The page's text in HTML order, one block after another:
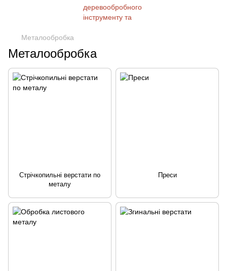
Металообробка
Металообробка
Стрічкопильні верстати по
металу
Преси